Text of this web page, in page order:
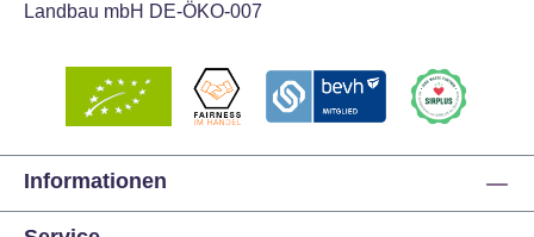
Landbau mbH DE-ÖKO-007
Informationen